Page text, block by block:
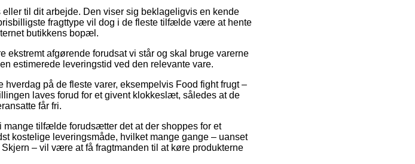
til dit arbejde. Den viser sig beklageligvis en kende
fragttype vil dog i de fleste tilfælde være at hente
butikkens bopæl.
afgørende forudsat vi står og skal bruge varerne
estimerede leveringstid ved den relevante vare.
på de fleste varer, eksempelvis Food fight frugt –
laves forud for et givent klokkeslæt, således at de
får fri.
tilfælde forudsætter det at der shoppes for et
kostelige leveringsmåde, hvilket mange gange – uanset
– vil være at få fragtmanden til at køre produkterne